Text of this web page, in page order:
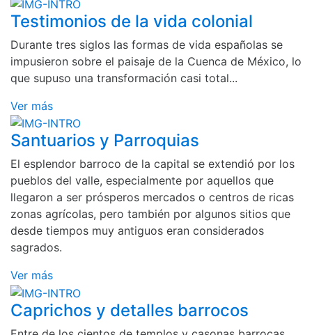
Testimonios de la vida colonial
Durante tres siglos las formas de vida españolas se
impusieron sobre el paisaje de la Cuenca de México, lo
que supuso una transformación casi total...
Ver más
Santuarios y Parroquias
El esplendor barroco de la capital se extendió por los
pueblos del valle, especialmente por aquellos que
llegaron a ser prósperos mercados o centros de ricas
zonas agrícolas, pero también por algunos sitios que
desde tiempos muy antiguos eran considerados
sagrados.
Ver más
Caprichos y detalles barrocos